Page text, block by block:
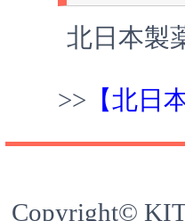
北日本製
>> 【北日
Copyright©